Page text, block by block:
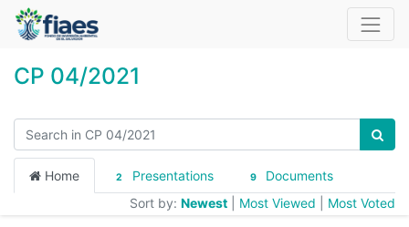
CP 04/2021
Home 2 Presentations 9
Documents
Sort by: Newest Most Viewed Most Voted